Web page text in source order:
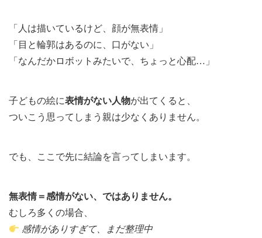
「人は描いているけど、顔が無表情」
「目と輪郭はあるのに、口がない」
「なんだかロボットみたいで、ちょっと心配…」
子どもの絵に表情がない人物が出てくると、
ついこう思ってしまう親は少なくありません。
でも、ここで先に結論を言ってしまいます。
無表情＝感情がない、ではありません。
むしろ多くの場合、
感情がありすぎて、まだ整理中